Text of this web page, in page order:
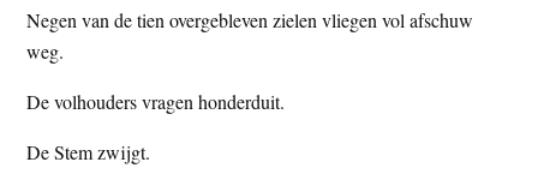
Negen van de tien overgebleven zielen vliegen vol afschuw
weg.
De volhouders vragen honderduit.
De Stem zwijgt.